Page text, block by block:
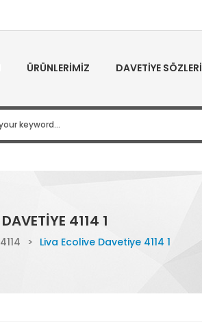
ÜRÜNLERIMIZ DAVETIYE SÖZLERI
4114 1
> Liva Ecolive Davetiye 4114 1